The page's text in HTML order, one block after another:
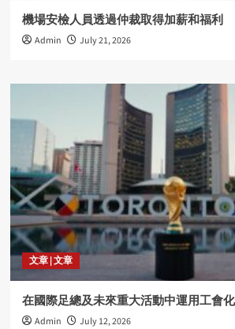
機場安檢人員透過仲裁取得加薪和福利
Admin July 21, 2026
文章 | 文章
在國際足總及未來重大活動中運用工會
Admin July 12, 2026